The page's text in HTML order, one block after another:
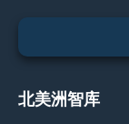
北美洲智库